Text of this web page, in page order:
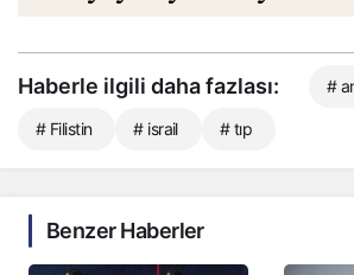
Haberle ilgili daha fazlası: #
# Filistin # israil # tıp
Benzer Haberler